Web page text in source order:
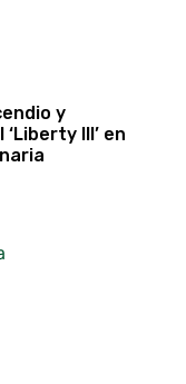
y
III’ en